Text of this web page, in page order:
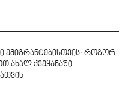
ემიგრანტებისთვის: როგორ
ახალ ქვეყანაში